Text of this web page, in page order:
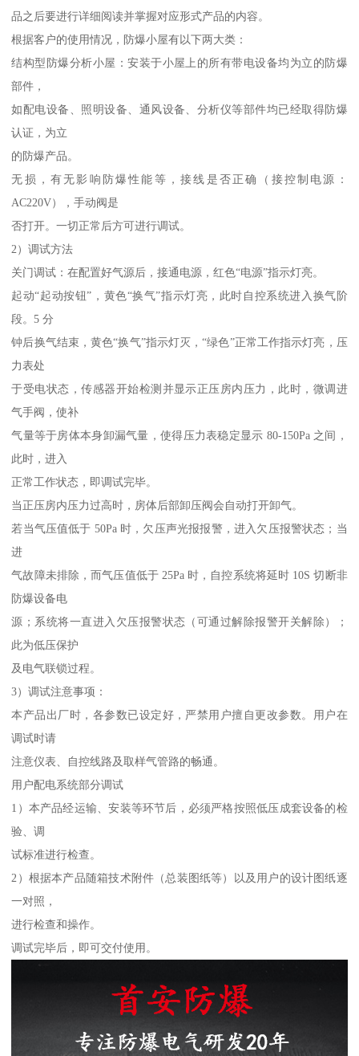
品之后要进行详细阅读并掌握对应形式产品的内容。
根据客户的使用情况，防爆小屋有以下两大类：
结构型防爆分析小屋：安装于小屋上的所有带电设备均为立的防爆
部件，
如配电设备、照明设备、通风设备、分析仪等部件均已经取得防爆
认证，为立
的防爆产品。
无损，有无影响防爆性能等，接线是否正确（接控制电源：
AC220V），手动阀是
否打开。一切正常后方可进行调试。
2）调试方法
关门调试：在配置好气源后，接通电源，红色“电源”指示灯亮。
起动“起动按钮”，黄色“换气”指示灯亮，此时自控系统进入换气阶
段。5 分
钟后换气结束，黄色“换气”指示灯灭，“绿色”正常工作指示灯亮，压
力表处
于受电状态，传感器开始检测并显示正压房内压力，此时，微调进
气手阀，使补
气量等于房体本身卸漏气量，使得压力表稳定显示 80-150Pa 之间，
此时，进入
正常工作状态，即调试完毕。
当正压房内压力过高时，房体后部卸压阀会自动打开卸气。
若当气压值低于 50Pa 时，欠压声光报报警，进入欠压报警状态；当
进
气故障未排除，而气压值低于 25Pa 时，自控系统将延时 10S 切断非
防爆设备电
源；系统将一直进入欠压报警状态（可通过解除报警开关解除）；
此为低压保护
及电气联锁过程。
3）调试注意事项：
本产品出厂时，各参数已设定好，严禁用户擅自更改参数。用户在
调试时请
注意仪表、自控线路及取样气管路的畅通。
用户配电系统部分调试
1）本产品经运输、安装等环节后，必须严格按照低压成套设备的检
验、调
试标准进行检查。
2）根据本产品随箱技术附件（总装图纸等）以及用户的设计图纸逐
一对照，
进行检查和操作。
调试完毕后，即可交付使用。